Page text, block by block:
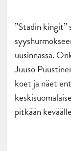
”Stadin kingit”
uusinnassa.
Juuso
koet ja näet
pitkään